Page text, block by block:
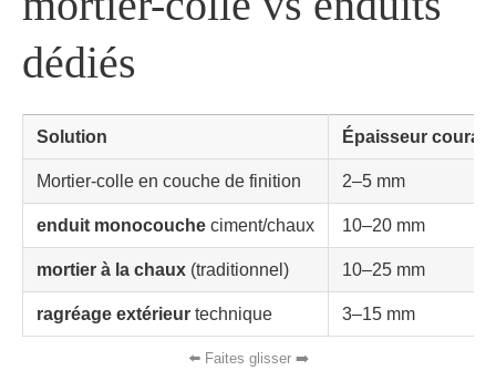
dédiés
Solution Épaisseur
Mortier-colle en couche de finition 2–5 mm
enduit monocouche ciment/chaux 10–20 mm
mortier à la chaux (traditionnel) 10–25 mm
ragréage extérieur technique 3–15 mm